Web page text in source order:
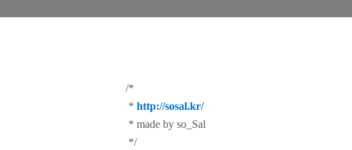
/*
* http://sosal.kr/
* made by so_Sal
*/